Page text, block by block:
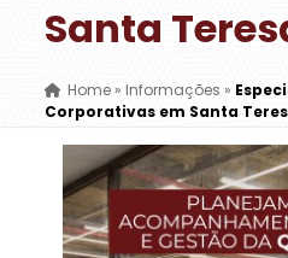
Santa
Home»Informações »
Corporativas em Santa